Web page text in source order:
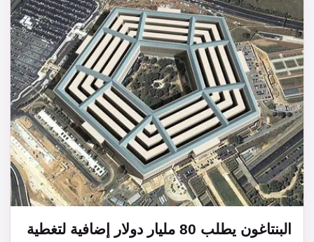
البنتاغون يطلب 80 مليار دولار إضافية لتغطية